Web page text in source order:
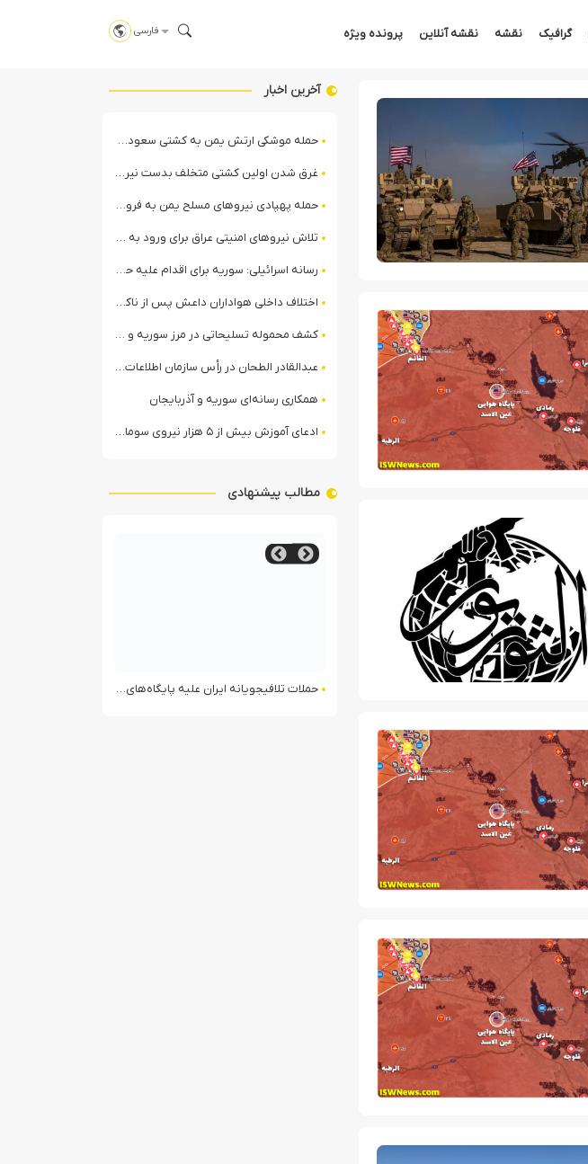
گرافیک نقشه نقشه آنلاین پرونده ویژه فارسی
آخرین اخبار
حمله موشکی ارتش یمن به کشتی سعودی در شمال دریای سرخ
غرق شدن اولین کشتی متخلف بدست نیروی دریایی ارتش یمن
حمله پهپادی نیروهای مسلح یمن به فرودگاه نجران
تلاش نیروهای امنیتی عراق برای ورود به مقر مقاومت در حومه بغداد
رسانه اسرائیلی: سوریه برای اقدام علیه حزب‌الله در لبنان آماده می‌شود!
اختلاف داخلی هواداران داعش پس از ناکامی عملیات انغماسی داعش در رقه
کشف محموله تسلیحاتی در مرز سوریه و عراق توسط نیروهای الجولانی
عبدالقادر الطحان در رأس سازمان اطلاعات سوریه؛ گمانه‌زنی‌ها درباره اختلافات در ساختار امنیتی
همکاری رسانه‌ای سوریه و آذربایجان
ادعای آموزش بیش از ۵ هزار نیروی سومالیایی با نظارت عربستان
مطالب پیشنهادی
حملات تلافی‎جویانه ایران علیه پایگاه‌های آمریکا در منطقه